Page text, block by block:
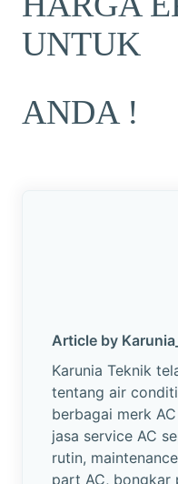
UNTUK
ANDA !
Article by
Karunia Teknik
tentang air
berbagai merk
jasa service AC
rutin,
part AC, bongkar